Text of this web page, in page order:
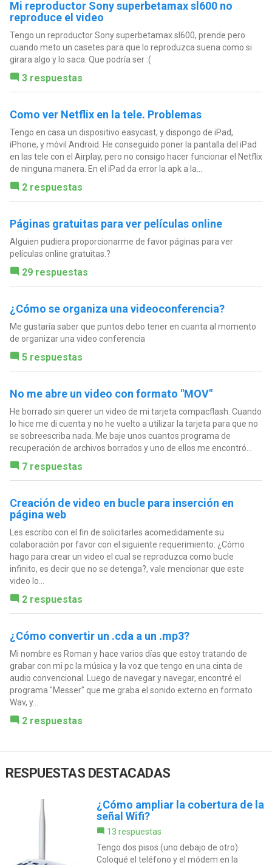
Mi reproductor Sony superbetamax sl600 no
reproduce el video
Tengo un reproductor Sony superbetamax sl600, prende pero
cuando meto un casetes para que lo reproduzca suena como si
girara algo y lo saca. Que podría ser :(
3 respuestas
Como ver Netflix en la tele. Problemas
Tengo en casa un dispositivo easycast, y dispongo de iPad,
iPhone, y móvil Android. He conseguido poner la pantalla del iPad
en las tele con el Airplay, pero no consigo hacer funcionar el Netflix
de ninguna manera. En el iPad da error la apk a la...
2 respuestas
Páginas gratuitas para ver películas online
Alguien pudiera proporcionarme de favor páginas para ver
películas online gratuitas.?
29 respuestas
¿Cómo se organiza una videoconferencia?
Me gustaría saber que puntos debo tener en cuanta al momento
de organizar una video conferencia
5 respuestas
No me abre un video con formato "MOV"
He borrado sin querer un video de mi tarjeta compacflash. Cuando
lo hice me di cuenta y no he vuelto a utilizar la tarjeta para que no
se sobreescriba nada. Me baje unos cuantos programa de
recuperación de archivos borrados y uno de ellos me encontró...
7 respuestas
Creación de video en bucle para inserción en
página web
Les escribo con el fin de solicitarles acomedidamente su
colaboración por favor con el siguiente requerimiento: ¿Cómo
hago para crear un video el cual se reproduzca como bucle
infinito, es decir que no se detenga?, vale mencionar que este
video lo...
2 respuestas
¿Cómo convertir un .cda a un .mp3?
Mi nombre es Roman y hace varios días que estoy tratando de
grabar con mi pc la música y la voz que tengo en una cinta de
audio convencional. Luego de navegar y navegar, encontré el
programa "Messer" que me graba el sonido externo en formato
Wav, y...
2 respuestas
RESPUESTAS DESTACADAS
¿Cómo ampliar la cobertura de la
señal Wifi?
13 respuestas
Tengo dos pisos (uno debajo de otro).
Coloqué el teléfono y el módem en la